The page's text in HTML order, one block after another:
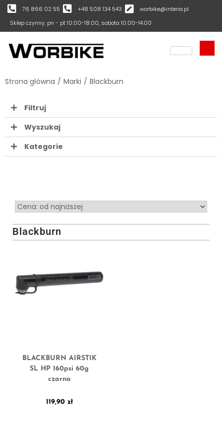
76 866 02 55 +48 508 134 543
worbike@interia.pl
Sklep czynny: pn - pt 10:00-18:00, sobota 10:00-14:00
Strona główna / Marki / Blackburn
Filtruj
Wyszukaj
Kategorie
Sort Products
Blackburn
BLACKBURN AIRSTIK
SL HP 160psi 60g
czarna
119,90 zł